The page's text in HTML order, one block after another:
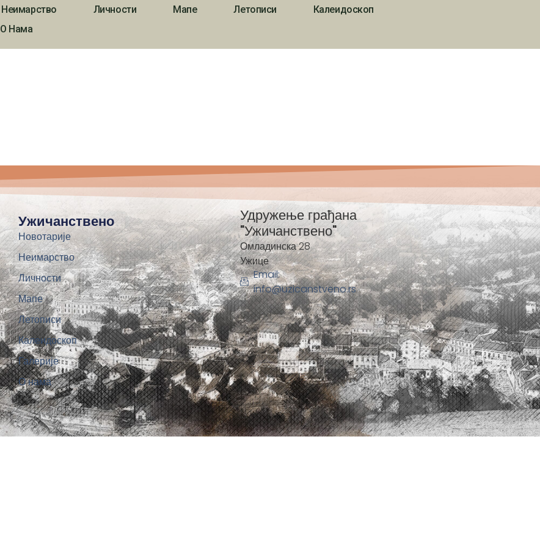
Неимарство Личности Мапе Летописи
Калеидоскоп
О Нама
Ужичанствено
Новотарије
Неимарство
Личности
Мапе
Летописи
Калеидоскоп
Галерије
О нама
Удружење грађана
"Ужичанствено"
Омладинска 28
Ужице
Email:
info@uzicanstveno.rs